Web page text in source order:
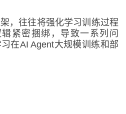
，往往将强化学习训练过程
紧密捆绑，导致一系列问
在AI Agent大规模训练和部